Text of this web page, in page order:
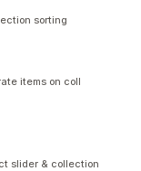
sorting
items on coll
slider & collection